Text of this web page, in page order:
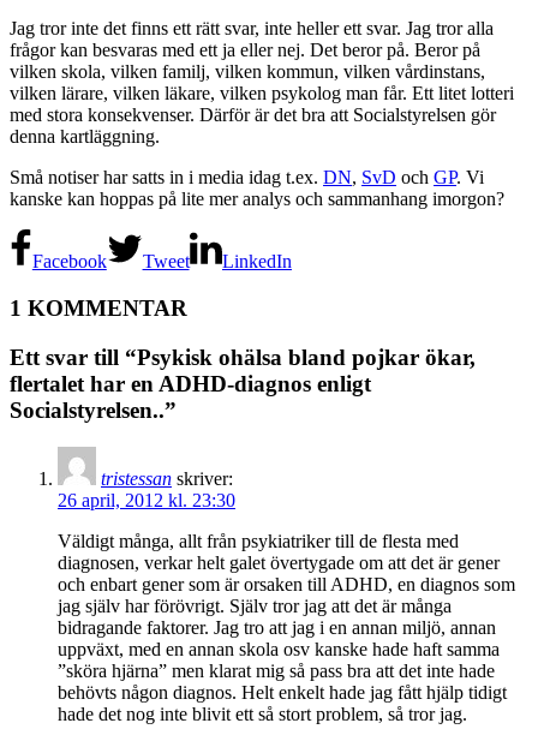
Jag tror inte det finns ett rätt svar, inte heller ett svar. Jag tror alla
frågor kan besvaras med ett ja eller nej. Det beror på. Beror på
vilken skola, vilken familj, vilken kommun, vilken vårdinstans,
vilken lärare, vilken läkare, vilken psykolog man får. Ett litet lotteri
med stora konsekvenser. Därför är det bra att Socialstyrelsen gör
denna kartläggning.
Små notiser har satts in i media idag t.ex. DN, SvD och GP. Vi
kanske kan hoppas på lite mer analys och sammanhang imorgon?
Facebook Tweet LinkedIn
1 KOMMENTAR
Ett svar till “Psykisk ohälsa bland pojkar ökar,
flertalet har en ADHD-diagnos enligt
Socialstyrelsen..”
tristessan skriver:
26 april, 2012 kl. 23:30
Väldigt många, allt från psykiatriker till de flesta med
diagnosen, verkar helt galet övertygade om att det är gener
och enbart gener som är orsaken till ADHD, en diagnos som
jag själv har förövrigt. Själv tror jag att det är många
bidragande faktorer. Jag tro att jag i en annan miljö, annan
uppväxt, med en annan skola osv kanske hade haft samma
”sköra hjärna” men klarat mig så pass bra att det inte hade
behövts någon diagnos. Helt enkelt hade jag fått hjälp tidigt
hade det nog inte blivit ett så stort problem, så tror jag.